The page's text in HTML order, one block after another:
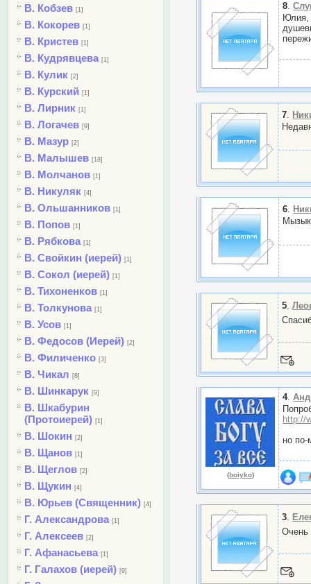
В. Кобзев [1]
В. Кокорев [1]
В. Кристев [1]
В. Кудрявцева [1]
В. Кулик [2]
В. Курский [1]
В. Лирник [1]
В. Логачев [9]
В. Мазур [2]
В. Малышев [18]
В. Молчанов [1]
В. Никуляк [4]
В. Ольшанников [1]
В. Попов [1]
В. Рябкова [1]
В. Свойкин (иерей) [1]
В. Сокол (иерей) [1]
В. Тихоненков [1]
В. Толкунова [1]
В. Усов [1]
В. Федосов (Иерей) [2]
В. Филиченко [3]
В. Чикал [8]
В. Шинкарук [9]
В. Шкабурин
(Протоиерей) [1]
В. Шокин [2]
В. Щанов [1]
В. Щеглов [2]
В. Щукин [4]
В. Юрьев (Священник) [4]
Г. Александрова [1]
Г. Алексеев [2]
Г. Афанасьева [1]
Г. Галахов (иерей) [9]
8.
Юлия,
7.
6.
5
(boiyko)
4.
http://
но по-
3
Очень